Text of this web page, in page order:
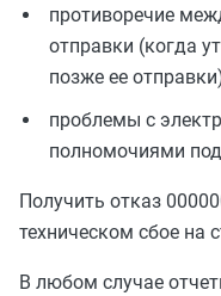
противоречие
отправки (когда
позже ее
проблемы с
полномочиями
Получить отказ
техническом сбое на
В любом случае